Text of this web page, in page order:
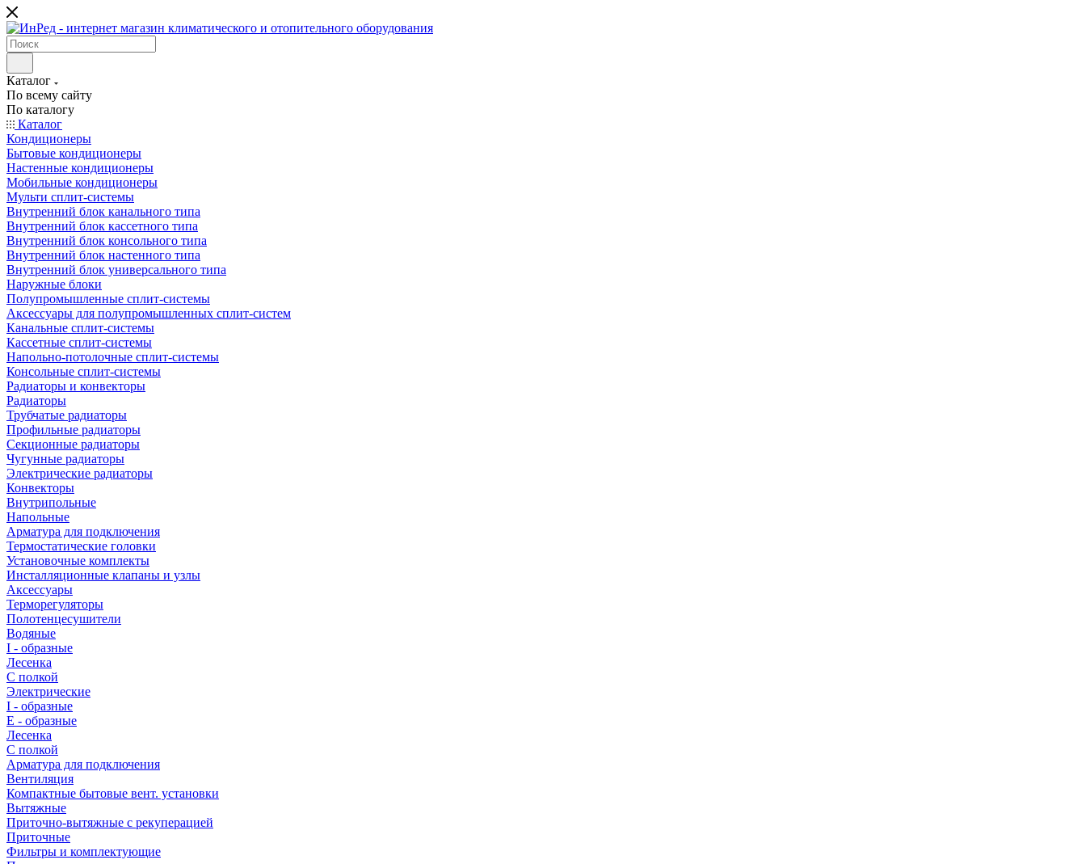
Каталог
По всему сайту
По каталогу
Каталог
Кондиционеры
Бытовые кондиционеры
Настенные кондиционеры
Мобильные кондиционеры
Мульти сплит-системы
Внутренний блок канального типа
Внутренний блок кассетного типа
Внутренний блок консольного типа
Внутренний блок настенного типа
Внутренний блок универсального типа
Наружные блоки
Полупромышленные сплит-системы
Аксессуары для полупромышленных сплит-систем
Канальные сплит-системы
Кассетные сплит-системы
Напольно-потолочные сплит-системы
Консольные сплит-системы
Радиаторы и конвекторы
Радиаторы
Трубчатые радиаторы
Профильные радиаторы
Секционные радиаторы
Чугунные радиаторы
Электрические радиаторы
Конвекторы
Внутрипольные
Напольные
Арматура для подключения
Термостатические головки
Установочные комплекты
Инсталляционные клапаны и узлы
Аксессуары
Терморегуляторы
Полотенцесушители
Водяные
I - образные
Лесенка
С полкой
Электрические
I - образные
E - образные
Лесенка
С полкой
Арматура для подключения
Вентиляция
Компактные бытовые вент. установки
Вытяжные
Приточно-вытяжные с рекуперацией
Приточные
Фильтры и комплектующие